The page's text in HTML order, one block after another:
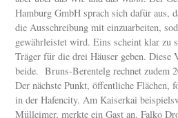
Hamburg GmbH sprach sich dafür aus,
die Ausschreibung mit einzuarbeiten,
gewährleistet wird. Eins scheint klar zu
Träger für die drei Häuser geben. Diese
beide. Bruns-Berentelg rechnet zudem
Der nächste Punkt, öffentliche Flächen,
in der Hafencity. Am Kaiserkai
Mülleimer, merkte ein Gast an. Falko